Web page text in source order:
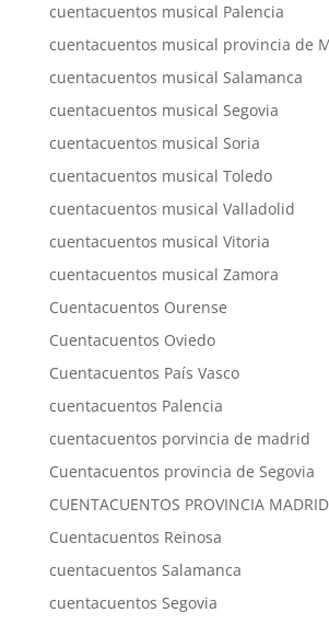
cuentacuentos musical Palencia
cuentacuentos musical provincia de
cuentacuentos musical Salamanca
cuentacuentos musical Segovia
cuentacuentos musical Soria
cuentacuentos musical Toledo
cuentacuentos musical Valladolid
cuentacuentos musical Vitoria
cuentacuentos musical Zamora
Cuentacuentos Ourense
Cuentacuentos Oviedo
Cuentacuentos País Vasco
cuentacuentos Palencia
cuentacuentos porvincia de madrid
Cuentacuentos provincia de Segovia
CUENTACUENTOS PROVINCIA MADRID
Cuentacuentos Reinosa
cuentacuentos Salamanca
cuentacuentos Segovia